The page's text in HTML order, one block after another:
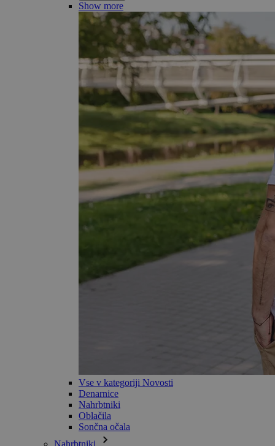
Show more
Vse v kategoriji Novosti
Denarnice
Nahrbtniki
Oblačila
Sončna očala